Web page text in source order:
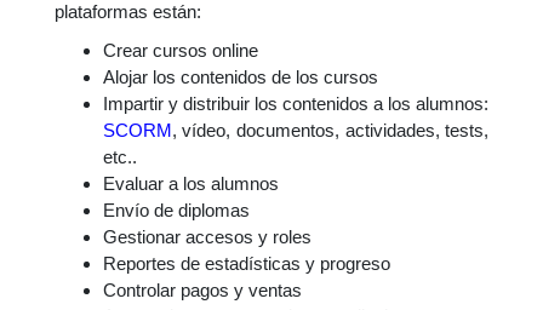
plataformas están:
Crear cursos online
Alojar los contenidos de los cursos
Impartir y distribuir los contenidos a los alumnos:
SCORM, vídeo, documentos, actividades, tests,
etc..
Evaluar a los alumnos
Envío de diplomas
Gestionar accesos y roles
Reportes de estadísticas y progreso
Controlar pagos y ventas